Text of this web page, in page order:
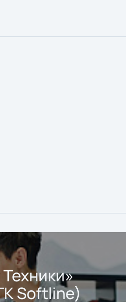
Softline)